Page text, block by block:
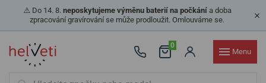
⚠️ Do 14. 8. neposkytujeme výměnu baterií na počkánía doba
zpracování gravírování se může prodloužit. Omlouváme se.
0
Menu